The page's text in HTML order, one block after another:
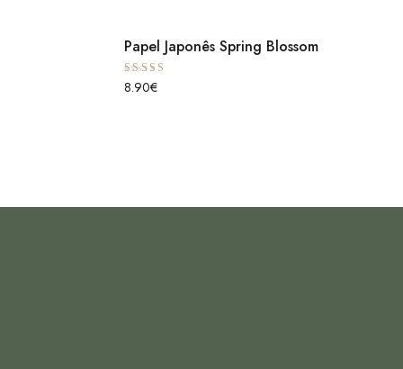
Papel Japonês Spring Blossom
Avaliação
5.00 de 5
8.90€